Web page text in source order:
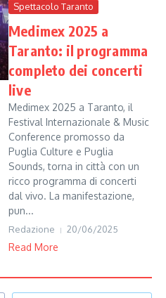
Spettacolo Taranto
Medimex 2025 a
Taranto: il programma
completo dei concerti
live
Medimex 2025 a Taranto, il
Festival Internazionale & Music
Conference promosso da
Puglia Culture e Puglia
Sounds, torna in città con un
ricco programma di concerti
dal vivo. La manifestazione,
pun...
Redazione 20/06/2025
Read More